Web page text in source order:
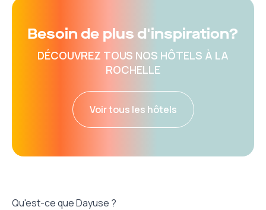
Besoin de plus d'inspiration?
DÉCOUVREZ TOUS NOS HÔTELS À LA
ROCHELLE
Voir tous les hôtels
Qu'est-ce que Dayuse ?